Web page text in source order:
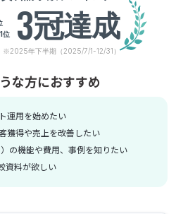
位
3冠達成
※2025年下半期（2025/7/1-12/31）
な方におすすめ
運用を始めたい
獲得や売上を改善したい
の機能や費用、事例を知りたい
資料が欲しい